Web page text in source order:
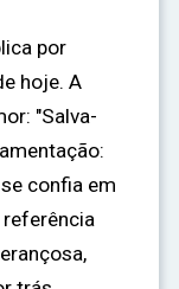
por
hoje. A
"Salva-
confia em
referência